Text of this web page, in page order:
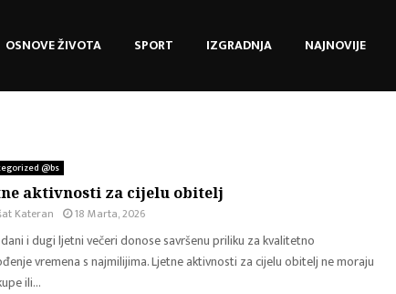
OSNOVE ŽIVOTA SPORT IZGRADNJA NAJNOVIJE
@bs
aktivnosti za cijelu obitelj
Kateran 18 Marta, 2026
i dugi ljetni večeri donose savršenu priliku za kvalitetno
vremena s najmilijima. Ljetne aktivnosti za cijelu obitelj ne moraju
ili...